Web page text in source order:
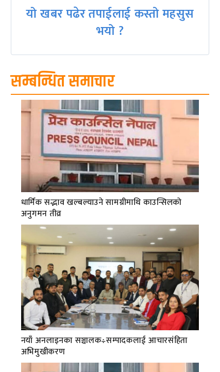
यो खबर पढेर तपाईलाई कस्तो महसुस
भयो ?
सम्बन्धित समाचार
धार्मिक सद्भाव खल्बल्याउने सामग्रीमाथि काउन्सिलको
अनुगमन तीव्र
नयाँ अनलाइनका सञ्चालक÷सम्पादकलाई आचारसंहिता
अभिमुखीकरण